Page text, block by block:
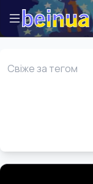
Свіже за тегом